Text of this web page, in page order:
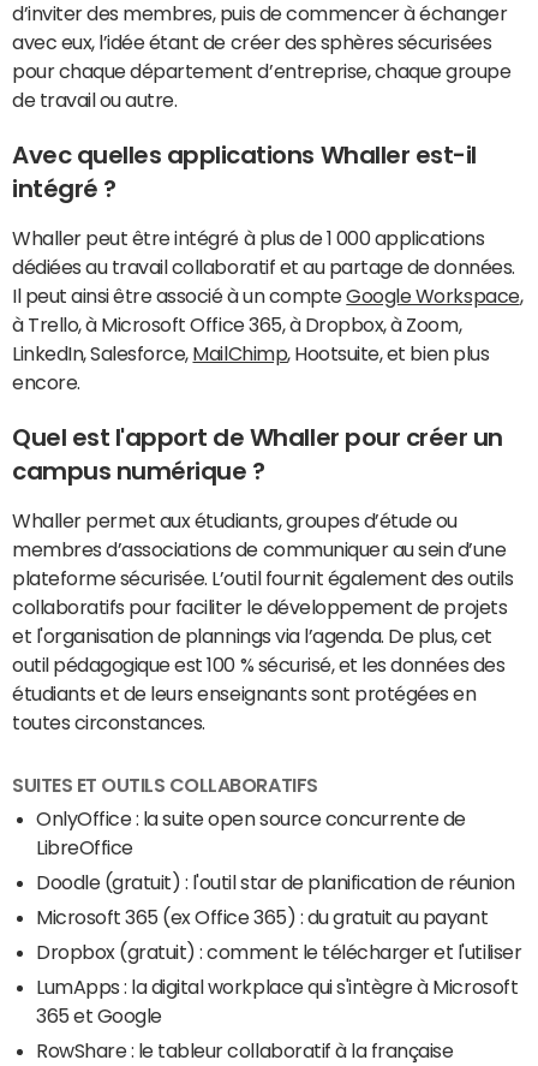
d’inviter des membres, puis de commencer à échanger
avec eux, l’idée étant de créer des sphères sécurisées
pour chaque département d’entreprise, chaque groupe
de travail ou autre.
Avec quelles applications Whaller est-il
intégré ?
Whaller peut être intégré à plus de 1 000 applications
dédiées au travail collaboratif et au partage de données.
Il peut ainsi être associé à un compteGoogle Workspace,
à Trello, à Microsoft Office 365, à Dropbox, à Zoom,
LinkedIn, Salesforce, MailChimp, Hootsuite, et bien plus
encore.
Quel est l'apport de Whaller pour créer un
campus numérique ?
Whaller permet aux étudiants, groupes d’étude ou
membres d’associations de communiquer au sein d’une
plateforme sécurisée. L’outil fournit également des outils
collaboratifs pour faciliter le développement de projets
et l'organisation de plannings via l’agenda. De plus, cet
outil pédagogique est 100 % sécurisé, et les données des
étudiants et de leurs enseignants sont protégées en
toutes circonstances.
SUITES ET OUTILS COLLABORATIFS
OnlyOffice : la suite open source concurrente de
LibreOffice
Doodle (gratuit) : l'outil star de planification de réunion
Microsoft 365 (ex Office 365) : du gratuit au payant
Dropbox (gratuit) : comment le télécharger et l'utiliser
LumApps : la digital workplace qui s'intègre à Microsoft
365 et Google
RowShare : le tableur collaboratif à la française